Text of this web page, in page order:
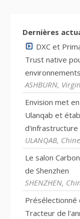
Dernières
DXC et
Trust native
ASHBURN,
Envision met
Ulanqab et
d'infrastructure
ULANQAB,
Le salon
de Shenzhen
SHENZHEN,
Présélectionné
Tracteur de